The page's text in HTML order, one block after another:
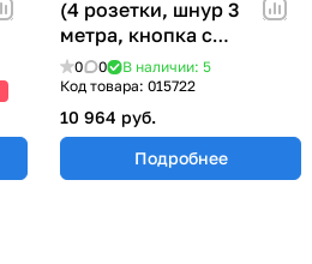
(4 розетки, шнур 3
метра, кнопка с
индикацией питания)
ЭПА-1200
0 0
В наличии: 5
Код товара: 015722
10 964 руб.
Подробнее